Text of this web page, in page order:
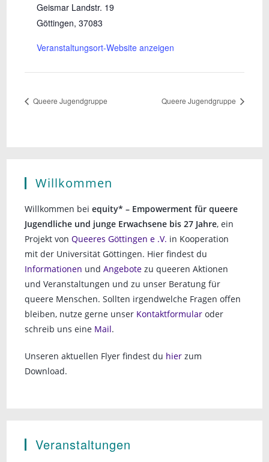
Geismar Landstr. 19
Göttingen, 37083
Veranstaltungsort-Website anzeigen
Queere Jugendgruppe Queere Jugendgruppe
Willkommen
Willkommen beiequity* – Empowerment für queere
Jugendliche und junge Erwachsene bis 27 Jahre, ein
Projekt vonQueeres Göttingen e .V. in Kooperation
mit der Universität Göttingen. Hier findest du
Informationen undAngebote zu queeren Aktionen
und Veranstaltungen und zu unser Beratung für
queere Menschen. Sollten irgendwelche Fragen offen
bleiben, nutze gerne unser Kontaktformular oder
schreib uns eine Mail.
Unseren aktuellen Flyer findest du hier zum
Download.
Veranstaltungen